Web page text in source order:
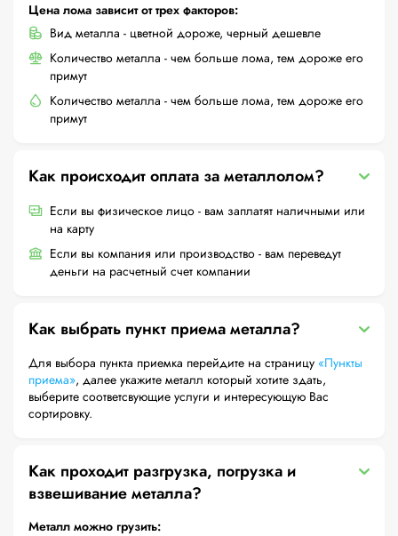
Цена лома зависит от трех факторов:
Вид металла - цветной дороже, черный дешевле
Количество металла - чем больше лома, тем дороже его
примут
Количество металла - чем больше лома, тем дороже его
примут
Как происходит оплата за металлолом?
Если вы физическое лицо - вам заплатят наличными или
на карту
Если вы компания или производство - вам переведут
деньги на расчетный счет компании
Как выбрать пункт приема металла?
Для выбора пункта приемка перейдите на страницу «Пункты
приема», далее укажите металл который хотите здать,
выберите соответсвующие услуги и интересующую Вас
сортировку.
Как проходит разгрузка, погрузка и
взвешивание металла?
Металл можно грузить: